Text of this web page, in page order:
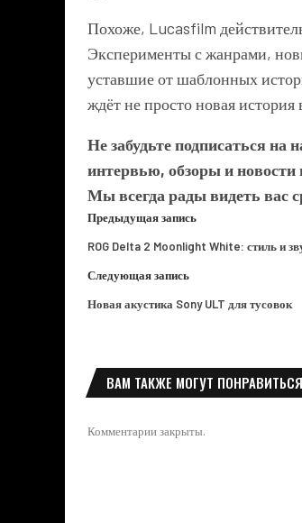
Похоже, Lucasfilm
Эксперименты с жанрами,
уставшие от шаблонных
ждёт не просто новая
Не забудьте подписаться на
интервью, обзоры и новости
Мы всегда рады видеть вас
Предыдущая запись
ROG Delta 2 Moonlight White: стиль и
Следующая запись
Новая акустика Sony ULT для тусовок
ВАМ ТАКЖЕ МОГУТ ПОНРАВИТЬСЯ
Комментарии закрыты.